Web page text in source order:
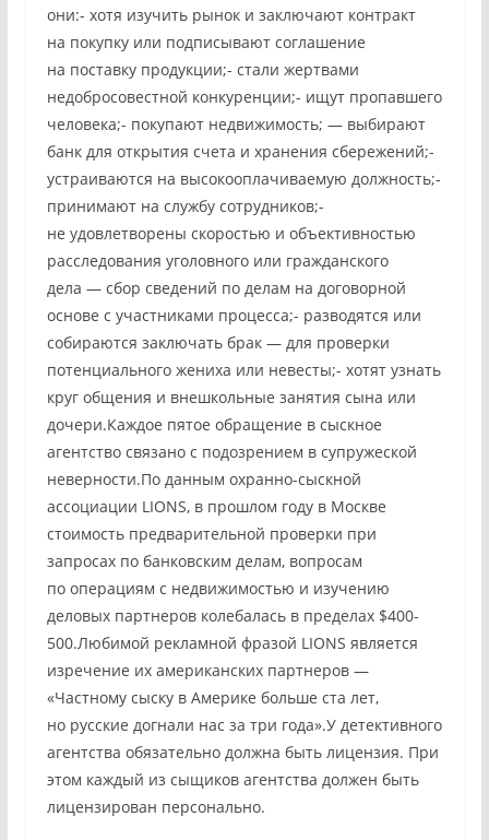
они:- хотя изучить рынок и заключают контракт
на покупку или подписывают соглашение
на поставку продукции;- стали жертвами
недобросовестной конкуренции;- ищут пропавшего
человека;- покупают недвижимость; — выбирают
банк для открытия счета и хранения сбережений;-
устраиваются на высокооплачиваемую должность;-
принимают на службу сотрудников;-
не удовлетворены скоростью и объективностью
расследования уголовного или гражданского
дела — сбор сведений по делам на договорной
основе с участниками процесса;- разводятся или
собираются заключать брак — для проверки
потенциального жениха или невесты;- хотят узнать
круг общения и внешкольные занятия сына или
дочери.Каждое пятое обращение в сыскное
агентство связано с подозрением в супружеской
неверности.По данным охранно-сыскной
ассоциации LIONS, в прошлом году в Москве
стоимость предварительной проверки при
запросах по банковским делам, вопросам
по операциям с недвижимостью и изучению
деловых партнеров колебалась в пределах $400-
500.Любимой рекламной фразой LIONS является
изречение их американских партнеров —
«Частному сыску в Америке больше ста лет,
но русские догнали нас за три года».У детективного
агентства обязательно должна быть лицензия. При
этом каждый из сыщиков агентства должен быть
лицензирован персонально.